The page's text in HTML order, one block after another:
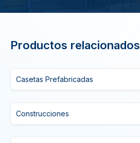
Productos relacionados
Casetas Prefabricadas
Construcciones